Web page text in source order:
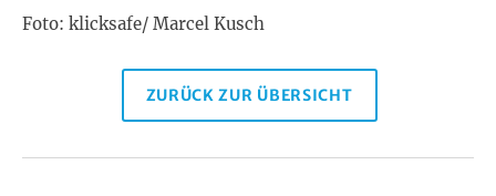
Foto: klicksafe/ Marcel Kusch
ZURÜCK ZUR ÜBERSICHT